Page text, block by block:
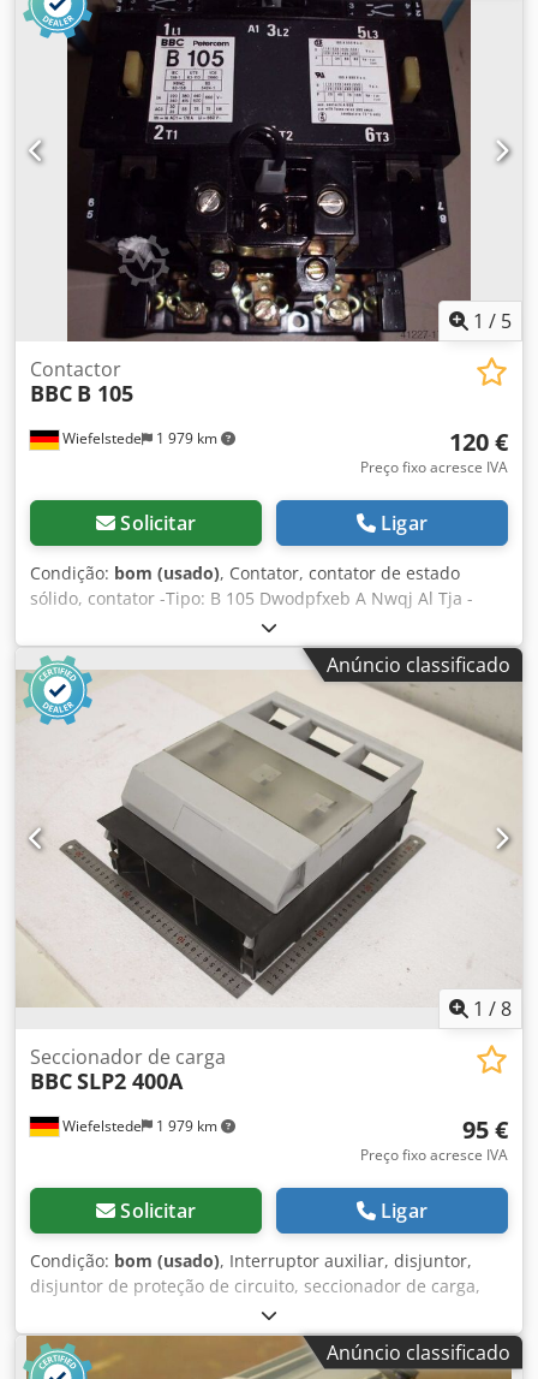
1 / 5
Wiefelstede 1 979 km
Contactor
BBC B 105
120 €
Preço fixo acresce IVA
Solicitar Ligar
Condição: bom (usado), Contator, contator de estado
sólido, contator -Tipo: B 105 Dwodpfxeb A Nwqj Al Tja -
Potência: 220 V AC, 22 kW -Quantidade: 3 unidades
disponíveis -Preço: por unidade -Peso por embalagem: 3 kg
Anúncio classificado
1 /8
Wiefelstede 1 979 km
Seccionador de carga
BBCSLP2 400A
95 €
Preço fixo acresce IVA
Solicitar Ligar
Condição: bom (usado), Interruptor auxiliar, disjuntor,
disjuntor de proteção de circuito, seccionador de carga,
seccionador de carga, disjuntor de potência, seccionador
de potência, interruptor auxiliar, interruptor principal,
seccionador, seccionador com fusível, seccionador de
Anúncio classificado